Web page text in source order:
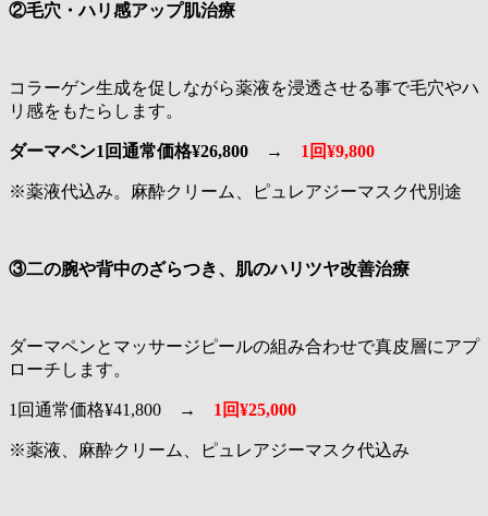
②毛穴・ハリ感アップ肌治療
コラーゲン生成を促しながら薬液を浸透させる事で毛穴やハ
リ感をもたらします。
ダーマペン1回通常価格¥26,800 → 1回¥9,800
※薬液代込み。麻酔クリーム、ピュレアジーマスク代別途
③二の腕や背中のざらつき、肌のハリツヤ改善治療
ダーマペンとマッサージピールの組み合わせで真皮層にアプ
ローチします。
1回通常価格¥41,800 → 1回¥25,000
※薬液、麻酔クリーム、ピュレアジーマスク代込み